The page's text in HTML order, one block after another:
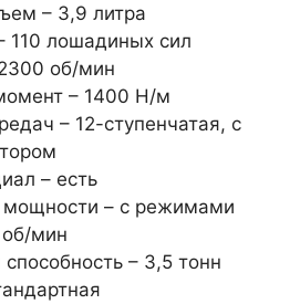
– 3,9 литра
110 лошадиных сил
об/мин
– 1400 Н/м
– 12-ступенчатая, с
– есть
мощности – с режимами
мин
– 3,5 тонн